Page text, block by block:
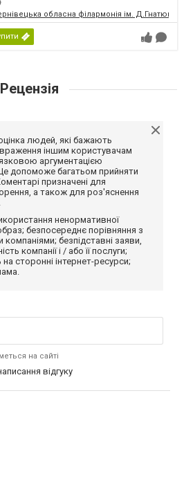
обласна філармонія ім. Д.Гнатюка
Рецензія
людей, які бажають
іншим користувачам
аргументацією
допоможе багатьом прийняти
призначені для
а також для роз'яснення
ненормативної
безпосереднє порівняння з
безпідставні заяви,
компанії і / або її послуги;
сторонні інтернет-ресурси;
на сайті
відгуку